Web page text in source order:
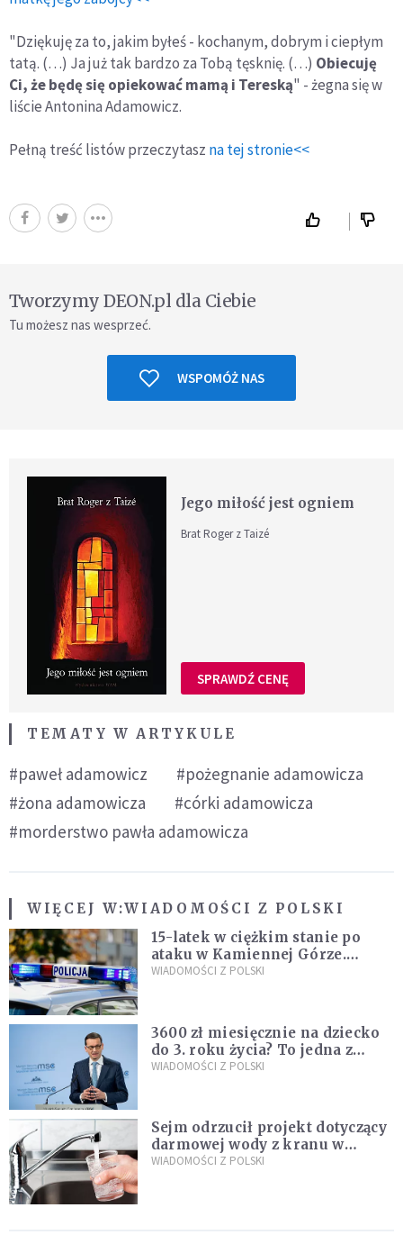
"Dziękuję za to, jakim byłeś - kochanym, dobrym i ciepłym
tatą. (…) Ja już tak bardzo za Tobą tęsknię. (…) Obiecuję
Ci, że będę się opiekować mamą i Tereską" - żegna się w
liście Antonina Adamowicz.
Pełną treść listów przeczytasz na tej stronie<<
Tworzymy DEON.pl dla Ciebie
Tu możesz nas wesprzeć.
WSPOMÓŻ NAS
Jego miłość jest ogniem
Brat Roger z Taizé
SPRAWDŹ CENĘ
TEMATY W ARTYKULE
#paweł adamowicz
#pożegnanie adamowicza
#żona adamowicza
#córki adamowicza
#morderstwo pawła adamowicza
WIĘCEJ W:WIADOMOŚCI Z POLSKI
15-latek w ciężkim stanie po
ataku w Kamiennej Górze.
Policja zatrzymała dwóch
WIADOMOŚCI Z POLSKI
3600 zł miesięcznie na dziecko
do 3. roku życia? To jedna z
propozycji programu "Rozwój
WIADOMOŚCI Z POLSKI
Sejm odrzucił projekt dotyczący
darmowej wody z kranu w
restauracjach
WIADOMOŚCI Z POLSKI